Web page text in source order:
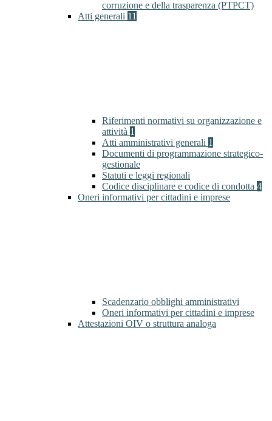
corruzione e della trasparenza (PTPCT)
Atti generali 11
Riferimenti normativi su organizzazione e
attività 1
Atti amministrativi generali 1
Documenti di programmazione strategico-
gestionale
Statuti e leggi regionali
Codice disciplinare e codice di condotta 4
Oneri informativi per cittadini e imprese
Scadenzario obblighi amministrativi
Oneri informativi per cittadini e imprese
Attestazioni OIV o struttura analoga